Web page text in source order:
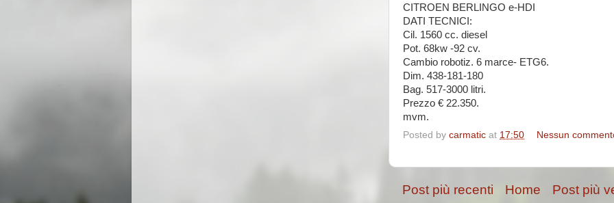
CITROEN BERLINGO e-HDI
DATI TECNICI:
Cil. 1560 cc. diesel
Pot. 68kw -92 cv.
Cambio robotiz. 6 marce- ETG6.
Dim. 438-181-180
Bag. 517-3000 litri.
Prezzo € 22.350.
mvm.
Posted by carmatic at 17:50 Nessun
Post più recenti Post più
Home